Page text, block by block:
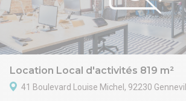
Location Local d'activités 819 m²
41 Boulevard Louise Michel, 92230